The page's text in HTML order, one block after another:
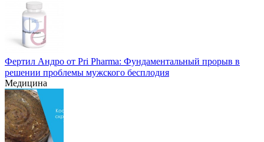
Фертил Андро от Pri Pharma: Фундаментальный прорыв в
решении проблемы мужского бесплодия
Медицина